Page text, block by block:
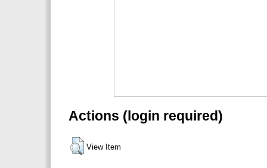
Actions (login required)
View Item